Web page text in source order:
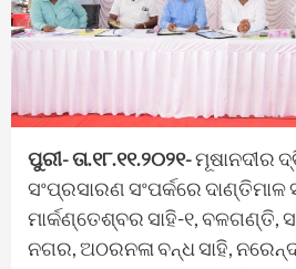
ପୁରୀ- ତା.୧୮.୧୧.୨୦୨୧-ମୂଷାନଦୀର
ସଂପ୍ରସାରଣ ସଂପର୍କରେ ଦାଣ୍ତିମାଳ
ମାର୍କଣ୍ତେଶ୍ବର ସାହି-୧, ବଳଗଣ୍ତି,
ନଗର, ଅଠରନଳା ବନ୍ଧ ସାହି,